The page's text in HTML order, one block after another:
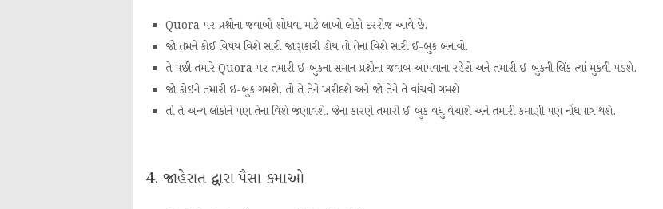
Quora પર પ્રશ્નોના જવાબો શોધવા માટે લાખો લોકો દરરોજ આવે છે.
જો તમને કોઈ વિષય વિશે સારી જાણકારી હોય તો તેના વિશે સારી ઈ-બુક બનાવો.
તે પછી તમારે Quora પર તમારી ઈ-બુકના સમાન પ્રશ્નોના જવાબ આપવાના રહેશે અને તમારી ઈ-બુકની લિંક ત્યાં મુકવી પડશે.
જો કોઈને તમારી ઈ-બુક ગમશે, તો તે તેને ખરીદશે અને જો તેને તે વાંચવી ગમશે
તો તે અન્ય લોકોને પણ તેના વિશે જણાવશે. જેના કારણે તમારી ઈ-બુક વધુ વેચાશે અને તમારી કમાણી પણ નોંધપાત્ર થશે.
4. જાહેરાત દ્વારા પૈસા કમાઓ